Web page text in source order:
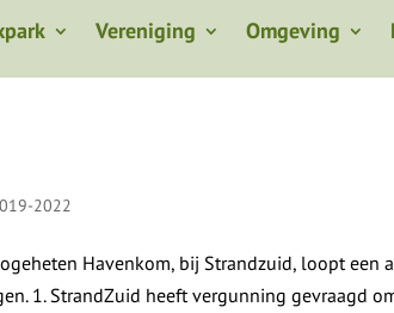
Vereniging Omgeving
2022
Havenkom, bij Strandzuid, loopt een
1. StrandZuid heeft vergunning gevraagd